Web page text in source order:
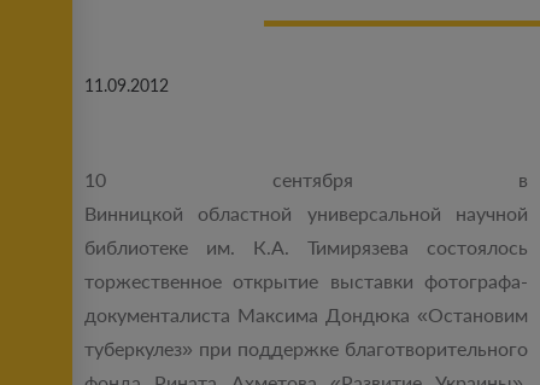
11.09.2012
10 сентября в
Винницкой областной универсальной научной
библиотеке им. К.А. Тимирязева состоялось
торжественное открытие выставки фотографа-
документалиста Максима Дондюка «Остановим
туберкулез» при поддержке благотворительного